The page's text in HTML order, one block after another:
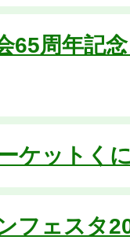
65周年記
ケットく
フェスタ